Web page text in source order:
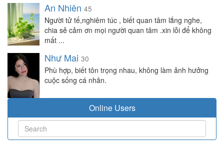
An Nhiên 45
Người tử tế,nghiêm túc , biết quan tâm lắng nghe,
chia sẻ cảm ơn mọi người quan tâm .xin lỗi để không
mất ...
Như Mai 30
Phù hợp, biết tôn trọng nhau, không làm ảnh hưởng
cuộc sống cá nhân.
Online Users